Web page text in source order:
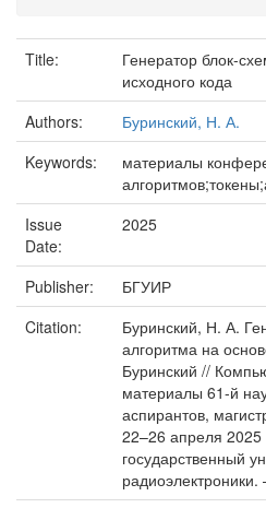
Title:
Генератор блок-
исходного кода
Authors:
Буринский, Н. А.
Keywords:
материалы
Issue
Date:
2025
Publisher:
БГУИР
Citation:
Буринский, Н. А.
алгоритма на
Буринский //
материалы 61-й
аспирантов,
22–26 апреля 2025
государственный